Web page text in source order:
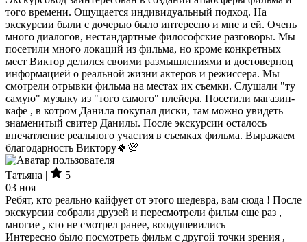
того времени. Ощущается индивидуальный подход. На
экскурсии были с дочерью было интересно и мне и ей. Очень
много диалогов, нестандартные философские разговоры. Мы
посетили много локаций из фильма, но кроме конкретных
мест Виктор делился своими размышлениями и достоверноц
информацией о реальной жизни актеров и режиссера. Мы
смотрели отрывки фильма на местах их съемки. Слушали "ту
самую" музыку из "того самого" плейера. Посетили магазин-
кафе , в котром Данила покупал диски, там можно увидеть
знаменитый свитер Данилы. После экскурсии осталось
впечатление реального участия в съемках фильма. Выражаем
благодарность Виктору🍀💯
Татьяна |
5
03 ноя
Ребят, кто реально кайфует от этого шедевра, вам сюда ! После
экскурсии собрали друзей и пересмотрели фильм еще раз ,
многие , кто не смотрел ранее, воодушевились
Интересно было посмотреть фильм с другой точки зрения ,